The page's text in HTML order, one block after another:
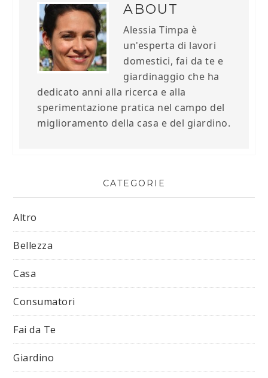
ABOUT
Alessia Timpa è
un'esperta di lavori
domestici, fai da te e
giardinaggio che ha
dedicato anni alla ricerca e alla
sperimentazione pratica nel campo del
miglioramento della casa e del giardino.
CATEGORIE
Altro
Bellezza
Casa
Consumatori
Fai da Te
Giardino